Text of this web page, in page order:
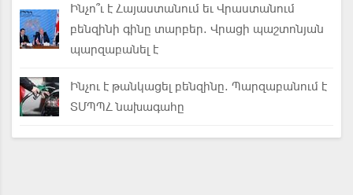
Ինչո՞ւ է Հայաստանում եւ Վրաստանում
բենզինի գինը տարբեր. Վրացի պաշտոնյան
պարզաբանել է
Ինչու է թանկացել բենզինը. Պարզաբանում է
ՏՄՊՊՀ նախագահը